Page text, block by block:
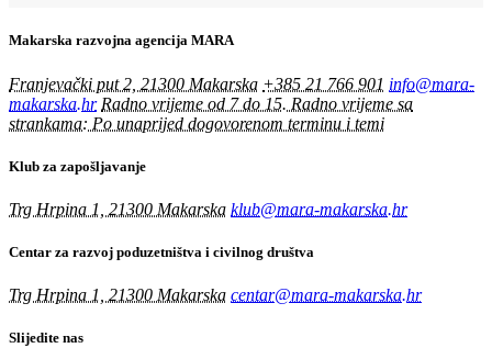
Makarska razvojna agencija MARA
Franjevački put 2, 21300 Makarska +385 21 766 901 info@mara-
makarska.hr Radno vrijeme od 7 do 15. Radno vrijeme sa
strankama: Po unaprijed dogovorenom terminu i temi
Klub za zapošljavanje
Trg Hrpina 1, 21300 Makarska klub@mara-makarska.hr
Centar za razvoj poduzetništva i civilnog društva
Trg Hrpina 1, 21300 Makarska centar@mara-makarska.hr
Slijedite nas